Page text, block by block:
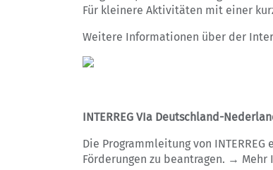
Für kleinere Aktivitäten mit einer
Weitere Informationen über der
INTERREG VIa Deutschland-
Die Programmleitung von
Förderungen zu beantragen. →